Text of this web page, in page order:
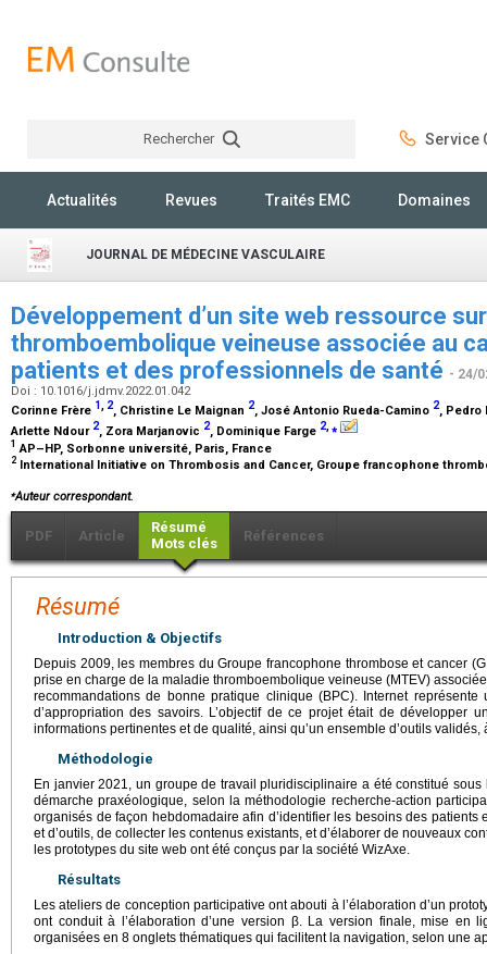
Rechercher Service
Actualités Revues Traités EMC Domaines
JOURNAL DE MÉDECINE VASCULAIRE
Développement d’un site web ressource
thromboembolique veineuse associée au
patients et des professionnels de santé - 24/
Doi : 10.1016/j.jdmv.2022.01.042
Corinne Frère 1 2, Christine Le Maignan 2, José Antonio Rueda-Camino 2, Pedro
Arlette Ndour 2, Zora Marjanovic 2, Dominique Farge 2 ⁎
1 AP–HP, Sorbonne université, Paris, France
2 International Initiative on Thrombosis and Cancer, Groupe francophone
⁎Auteur correspondant.
PDF Article
Résumé
Mots clés
Références
Résumé
Introduction & Objectifs
Depuis 2009, les membres du Groupe francophone thrombose et cancer
prise en charge de la maladie thromboembolique veineuse (MTEV)
recommandations de bonne pratique clinique (BPC). Internet
d’appropriation des savoirs. L’objectif de ce projet était de développer
informations pertinentes et de qualité, ainsi qu’un ensemble d’outils
Méthodologie
En janvier 2021, un groupe de travail pluridisciplinaire a été constitué sous
démarche praxéologique, selon la méthodologie recherche-action
organisés de façon hebdomadaire afin d’identifier les besoins des patients
et d’outils, de collecter les contenus existants, et d’élaborer de nouveaux
les prototypes du site web ont été conçus par la société WizAxe.
Résultats
Les ateliers de conception participative ont abouti à l’élaboration d’un
ont conduit à l’élaboration d’une version β. La version finale, mise en
organisées en 8 onglets thématiques qui facilitent la navigation, selon une